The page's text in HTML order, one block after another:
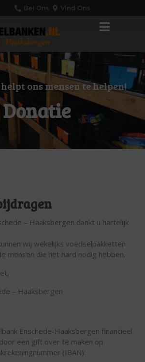
Bel Ons Vind Ons
ons mensen te helpen!
Donatie
– Haaksbergen dankt u hartelijk
wij wekelijks voedselpakketten
mensen die het hard nodig hebben.
– Haaksbergen
Enschede-Haaksbergen financieel
een gift over te maken op
(IBAN):